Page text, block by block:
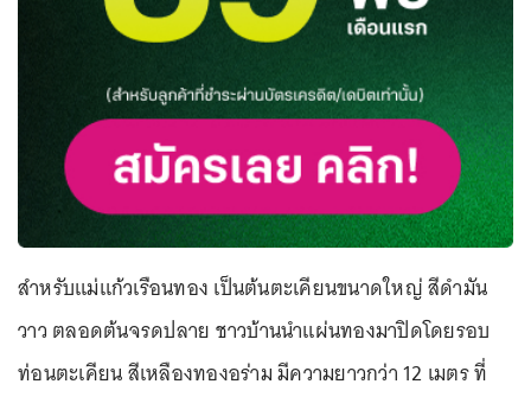
สำหรับแม่แก้วเรือนทอง เป็นต้นตะเคียนขนาดใหญ่ สีดำมัน
วาว ตลอดต้นจรดปลาย ชาวบ้านนำแผ่นทองมาปิดโดยรอบ
ท่อนตะเคียน สีเหลืองทองอร่าม มีความยาวกว่า 12 เมตร ที่